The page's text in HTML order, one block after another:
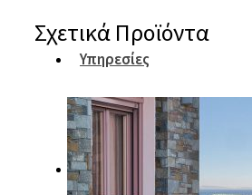
Υπηρεσίες
Επικοινωνία
Σχετικά Προϊόντα